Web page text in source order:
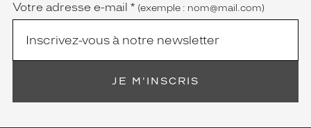
Votre adresse e-mail * (exemple : nom@mail.com)
JE M'INSCRIS